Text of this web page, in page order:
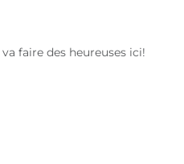
faire des heureuses ici!